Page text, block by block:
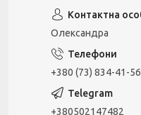
Олександра
+380 (73) 834-41-56
+380502147482